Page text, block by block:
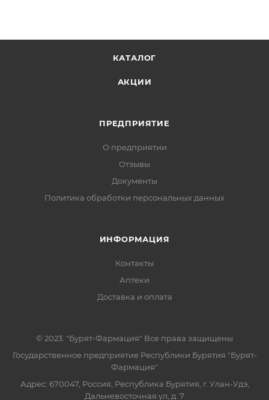
КАТАЛОГ
АКЦИИ
ПРЕДПРИЯТИЕ
О предприятии
Отзывы
Документы
Политика обработки персональных данных
ИНФОРМАЦИЯ
Контакты
Аптеки
Доставка и оплата
© 2023. "Бурят-Фармация" Все права защищены
Государственное предприятие Республики Бурятия "Бурят-
Фармация"
Адрес: 670047, Россия, Республика Бурятия, г. Улан-Удэ,
Дальневосточная ул, д. 7